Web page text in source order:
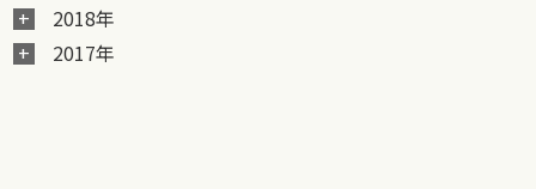
2018年
2017年